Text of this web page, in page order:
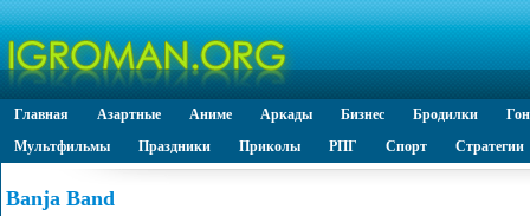
Главная Азартные Аниме Аркады Бизнес Бродилки
Мультфильмы
Праздники Приколы РПГ Спорт Стратегии
Banja Band